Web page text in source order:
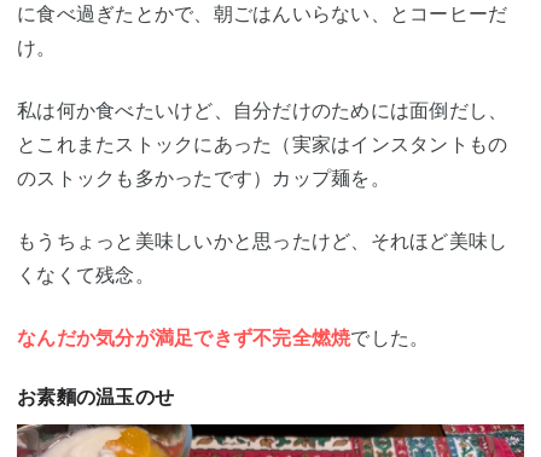
に食べ過ぎたとかで、朝ごはんいらない、とコーヒーだ
け。
私は何か食べたいけど、自分だけのためには面倒だし、
とこれまたストックにあった（実家はインスタントもの
のストックも多かったです）カップ麺を。
もうちょっと美味しいかと思ったけど、それほど美味し
くなくて残念。
なんだか気分が満足できず不完全燃焼でした。
お素麵の温玉のせ